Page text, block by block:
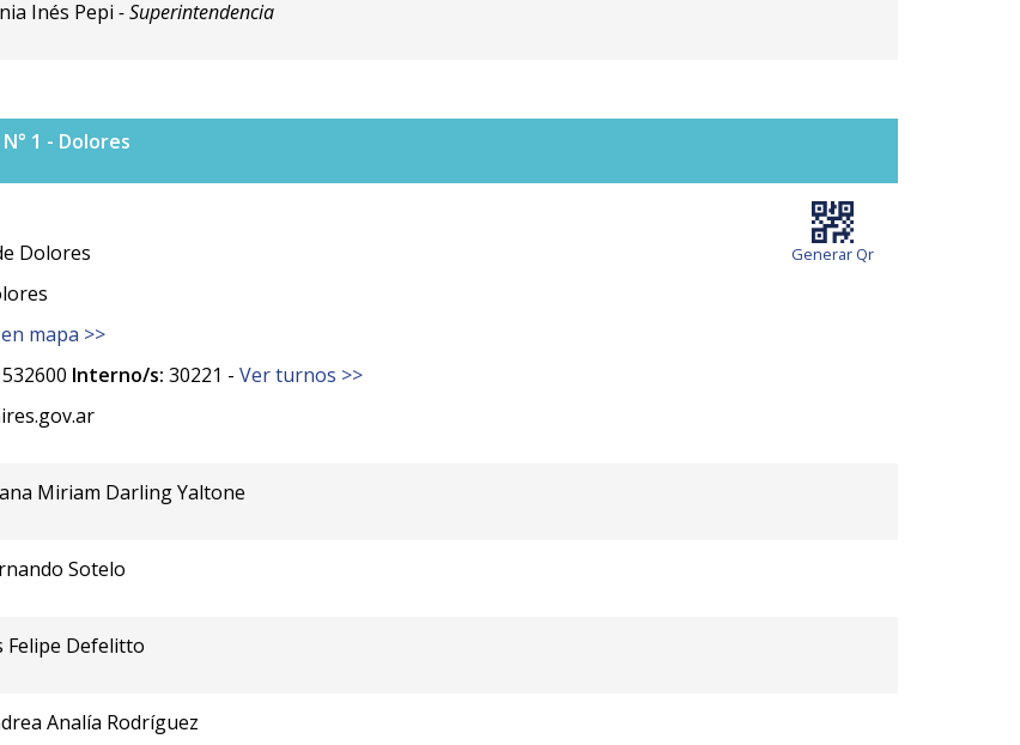
Inés Pepi - Superintendencia
1 - Dolores
Generar Qr
Dolores
mapa >>
532600 Interno/s: 30221 - Ver turnos >>
Miriam Darling Yaltone
Sotelo
Felipe Defelitto
Analía Rodríguez